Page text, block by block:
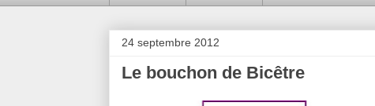
24 septembre 2012
Le bouchon de Bicêtre